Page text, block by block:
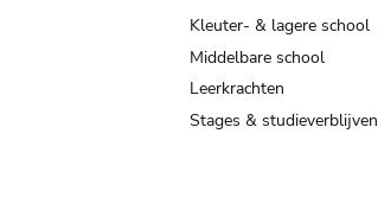
Kleuter- & lagere school
Middelbare school
Leerkrachten
Stages & studieverblijven